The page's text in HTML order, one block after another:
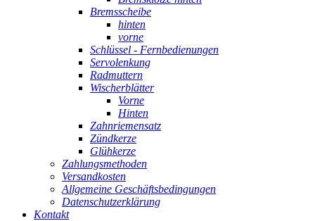
Bremsscheibe
hinten
vorne
Schlüssel - Fernbedienungen
Servolenkung
Radmuttern
Wischerblätter
Vorne
Hinten
Zahnriemensatz
Zündkerze
Glühkerze
Zahlungsmethoden
Versandkosten
Allgemeine Geschäftsbedingungen
Datenschutzerklärung
Kontakt